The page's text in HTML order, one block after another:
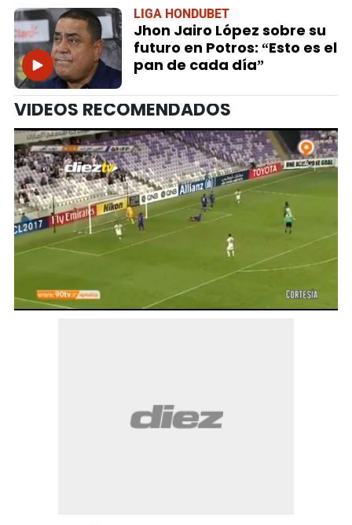
LIGA HONDUBET
Jhon Jairo López sobre su
futuro en Potros: “Esto es el
pan de cada día”
VIDEOS RECOMENDADOS